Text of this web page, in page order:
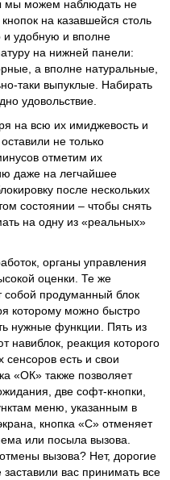
мы можем наблюдать не
на казавшейся столь
и удобную и вполне
на нижней панели:
а вполне натуральные,
таки выпуклые. Набирать
удовольствие.
на всю их имиджевость и
не только
отметим их
даже на легчайшее
после нескольких
состоянии – чтобы снять
на одну из «реальных»
органы управления
оценки. Те же
собой продуманный блок
которому можно быстро
нужные функции. Пять из
навиблок, реакция которого
сенсоров есть и свои
«ОК» также позволяет
две софт-кнопки,
меню, указанным в
кнопка «С» отменяет
или посыла вызова.
вызова? Нет, дорогие
вас принимать все